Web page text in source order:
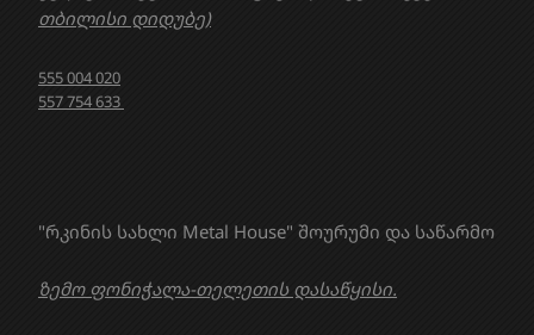
"რკინის სახლი Metal House" შოურუმი და საწარმო
ზემო ფონიჭალა-თელეთის დასაწყისი.
თბილისი დიდუბე)
555 004 020
557 754 633